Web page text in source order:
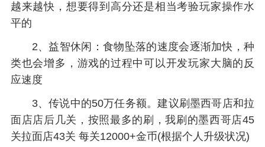
越来越快，想要得到高分还是相当考验玩家操作水
平的
2、益智休闲：食物坠落的速度会逐渐加快，种
类也会增多，游戏的过程中可以开发玩家大脑的反
应速度
3、传说中的50万任务额。建议刷墨西哥店和拉
面店店后几关，按照最多的刷，我刷的墨西哥店45
关拉面店43关 每关12000+金币(根据个人升级状况)